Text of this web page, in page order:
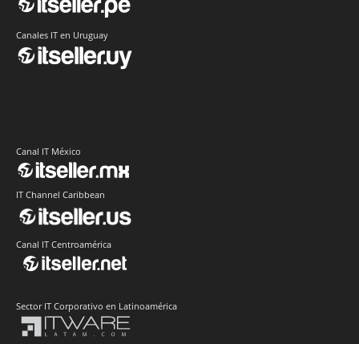
Canales IT en Uruguay
Canal IT México
IT Channel Caribbean
Canal IT Centroamérica
Sector IT Corporativo en Latinoamérica